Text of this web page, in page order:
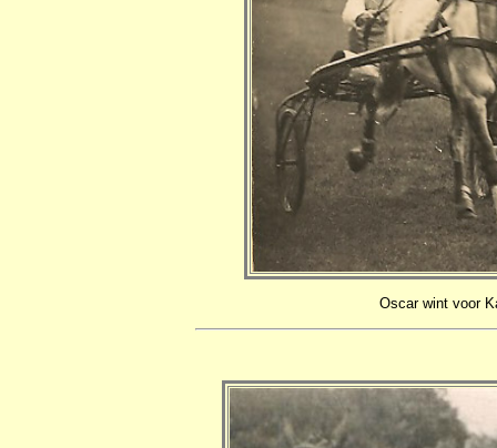
Oscar wint voor